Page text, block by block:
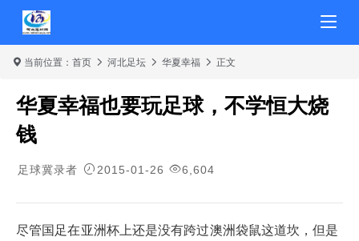
当前位置： 首页 河北足坛 华夏幸福 正文
华夏幸福也要玩足球，不学恒大烧
钱
足球冀录者 2015-01-26 6,604
尽管国足在亚洲杯上还是没有跨过澳洲袋鼠这道坎，但是